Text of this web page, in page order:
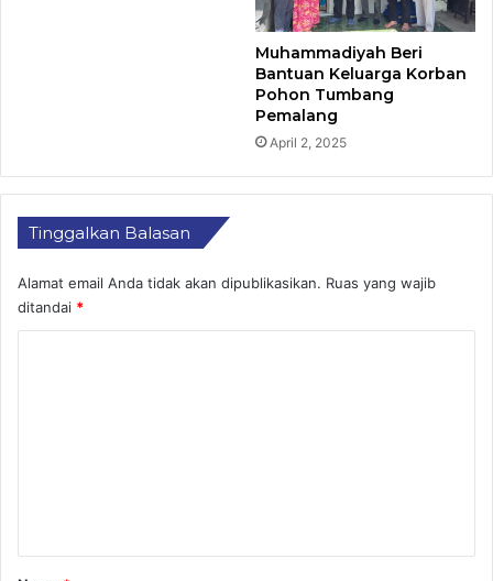
Muhammadiyah Beri
Bantuan Keluarga Korban
Pohon Tumbang
Pemalang
April 2, 2025
Tinggalkan Balasan
Alamat email Anda tidak akan dipublikasikan. Ruas yang wajib
ditandai *